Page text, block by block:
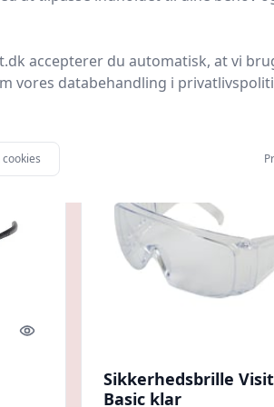
56,50 kr.
Quick look
Sikkerhedsbrille
Basic klar
accepterer du automatisk, at vi
vores databehandling i